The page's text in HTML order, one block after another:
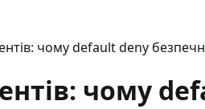
чому default deny
чому